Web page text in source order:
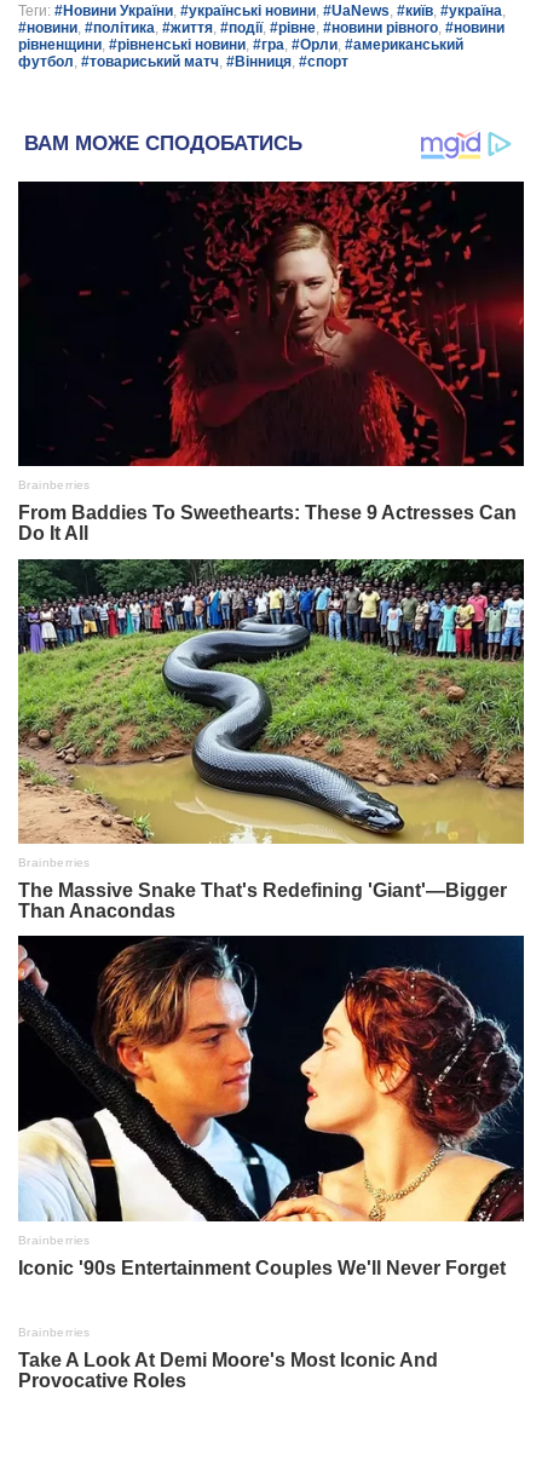
Теги: #Новини України, #українські новини, #UaNews, #київ, #україна,
#новини, #політика, #життя, #події, #рівне, #новини рівного, #новини
рівненщини, #рівненські новини, #гра, #Орли, #американський
футбол, #товариський матч, #Вінниця, #спорт